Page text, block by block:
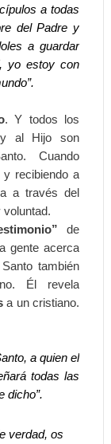
a todas
del Padre y
a guardar
yo estoy con
. Y todos los
y al Hijo son
Cuando
y recibiendo a
a través del
voluntad.
de
gente acerca
también
Él revela
a un cristiano.
a quien el
todas las
dicho”.
verdad, os